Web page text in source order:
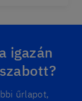
igazán
űrlapot,